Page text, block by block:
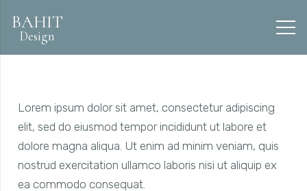
BAHIT
Design
Lorem ipsum dolor sit amet, consectetur adipiscing
elit, sed do eiusmod tempor incididunt ut labore et
dolore magna aliqua. Ut enim ad minim veniam, quis
nostrud exercitation ullamco laboris nisi ut aliquip ex
ea commodo consequat.